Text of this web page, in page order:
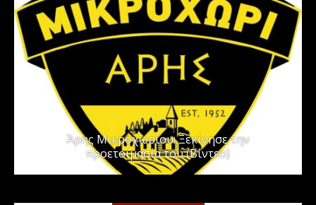
Άρης Μικροχωρίου: Ξεκίνησε την
προετοιμασία του (Βίντεο)